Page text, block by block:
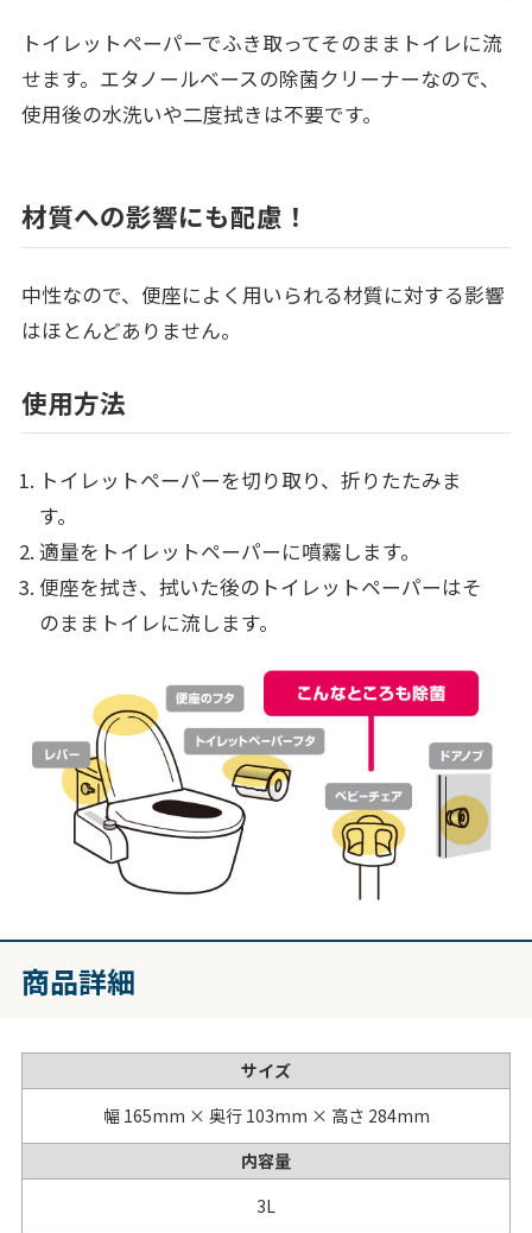
トイレットペーパーでふき取ってそのままトイレに流
せます。エタノールベースの除菌クリーナーなので、
使用後の水洗いや二度拭きは不要です。
材質への影響にも配慮！
中性なので、便座によく用いられる材質に対する影響
はほとんどありません。
使用方法
トイレットペーパーを切り取り、折りたたみま
す。
適量をトイレットペーパーに噴霧します。
便座を拭き、拭いた後のトイレットペーパーはそ
のままトイレに流します。
商品詳細
サイズ
幅 165mm × 奥行 103mm × 高さ 284mm
内容量
3L